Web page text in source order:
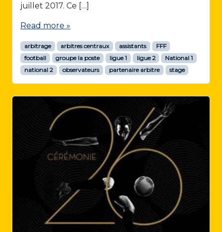
juillet 2017. Ce […]
Read more »
arbitrage arbitres centraux assistants
FFF
football
groupe la poste ligue 1 ligue 2
National 1
national 2
observateurs partenaire arbitre stage